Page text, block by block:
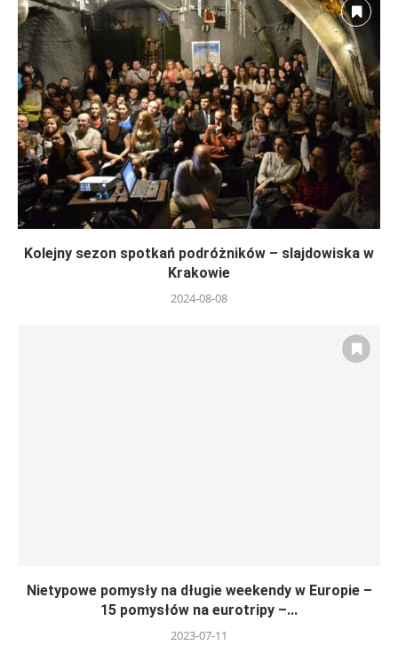
Kolejny sezon spotkań podróżników – slajdowiska w
Krakowie
2024-08-08
Nietypowe pomysły na długie weekendy w Europie –
15 pomysłów na eurotripy –...
2023-07-11